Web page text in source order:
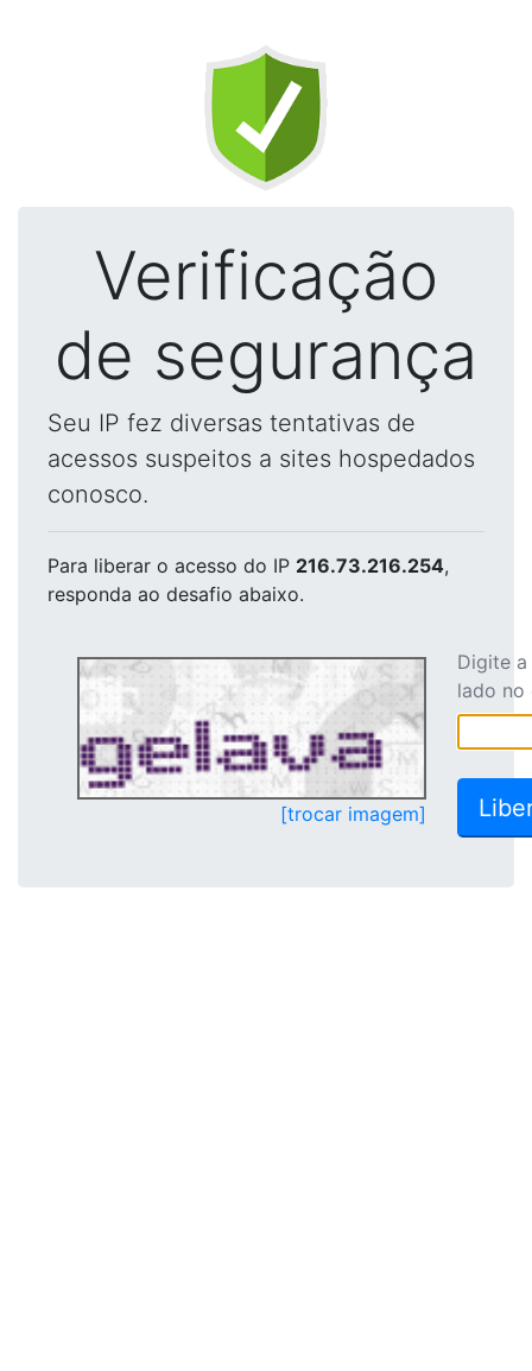
Verificação
de segurança
Seu IP fez diversas tentativas de
acessos suspeitos a sites hospedados
conosco.
Para liberar o acesso do IP 216.73.216.254,
responda ao desafio abaixo.
[trocar imagem]
Digite
lado no